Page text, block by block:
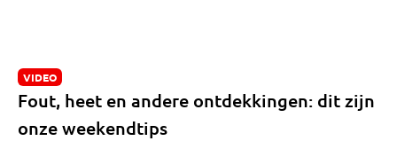
VIDEO
Fout, heet en andere ontdekkingen: dit zijn
onze weekendtips